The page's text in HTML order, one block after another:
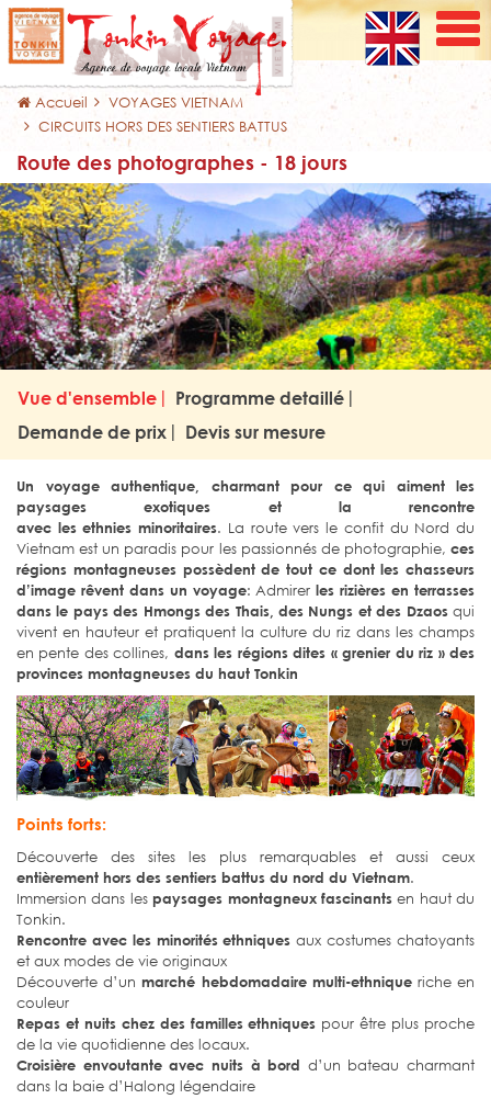
Accueil
VOYAGES VIETNAM
CIRCUITS HORS DES SENTIERS BATTUS
Route des photographes - 18 jours
Vue d'ensemble
Programme detaillé
Demande de prix
Devis sur mesure
Un voyage authentique, charmant pour ce qui aiment les
paysages exotiques et la rencontre
avec les ethnies minoritaires. La route vers le confit du Nord du
Vietnam est un paradis pour les passionnés de photographie, ces
régions montagneuses possèdent de tout ce dont les chasseurs
d’image rêvent dans un voyage: Admirerles rizières en terrasses
dans le pays des Hmongs des Thais, des Nungs et des Dzaosqui
vivent en hauteur et pratiquent la culture du riz dans les champs
en pente des collines, dans les régions dites « grenier du riz » des
provinces montagneuses du haut Tonkin
Points forts:
Découverte des sites les plus remarquables et aussi ceux
entièrement hors des sentiers battus du nord du Vietnam.
Immersion dans lespaysages montagneux fascinantsen haut du
Tonkin.
Rencontre avec les minorités ethniques aux costumes chatoyants
et aux modes de vie originaux
Découverte d’unmarché hebdomadaire multi-ethniqueriche en
couleur
Repas et nuits chez des familles ethniques pour être plus proche
de la vie quotidienne des locaux.
Croisière envoutante avec nuits à bord d’un bateau charmant
dans la baie d’Halong légendaire